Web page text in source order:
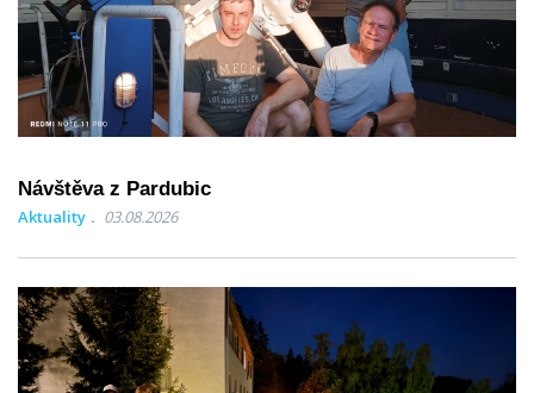
Návštěva z Pardubic
Aktuality 03.08.2026